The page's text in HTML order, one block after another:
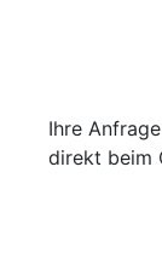
Ihre
direkt beim